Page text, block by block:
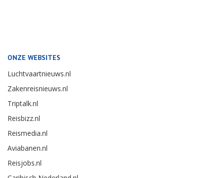
ONZE WEBSITES
Luchtvaartnieuws.nl
Zakenreisnieuws.nl
Triptalk.nl
Reisbizz.nl
Reismedia.nl
Aviabanen.nl
Reisjobs.nl